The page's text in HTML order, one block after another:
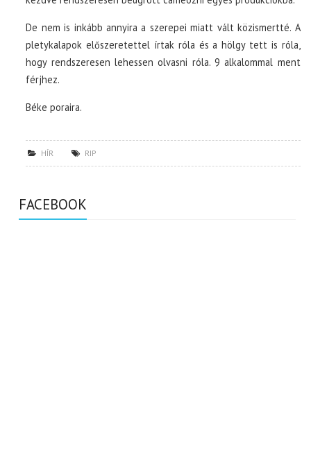
De nem is inkább annyira a szerepei miatt vált közismertté. A
pletykalapok előszeretettel írtak róla és a hölgy tett is róla,
hogy rendszeresen lehessen olvasni róla. 9 alkalommal ment
férjhez.
Béke poraira.
HÍR RIP
FACEBOOK